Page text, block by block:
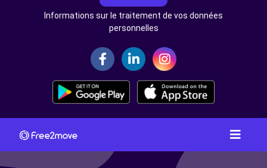
Informations sur le traitement de vos données
personnelles